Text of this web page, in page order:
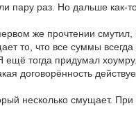
пару раз. Но дальше как-
же прочтении смутил,
то, что все суммы
ещё тогда придумал
договорённость
несколько смущает. При